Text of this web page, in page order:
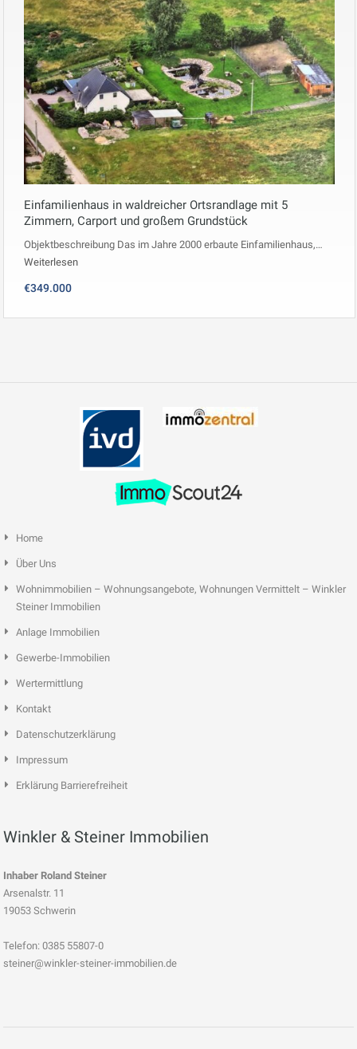
Einfamilienhaus in waldreicher Ortsrandlage mit 5
Zimmern, Carport und großem Grundstück
Objektbeschreibung Das im Jahre 2000 erbaute Einfamilienhaus,…
Weiterlesen
€349.000
Home
Über Uns
Wohnimmobilien – Wohnungsangebote, Wohnungen Vermittelt – Winkler
Steiner Immobilien
Anlage Immobilien
Gewerbe-Immobilien
Wertermittlung
Kontakt
Datenschutzerklärung
Impressum
Erklärung Barrierefreiheit
Winkler & Steiner Immobilien
Inhaber Roland Steiner
Arsenalstr. 11
19053 Schwerin
Telefon: 0385 55807-0
steiner@winkler-steiner-immobilien.de